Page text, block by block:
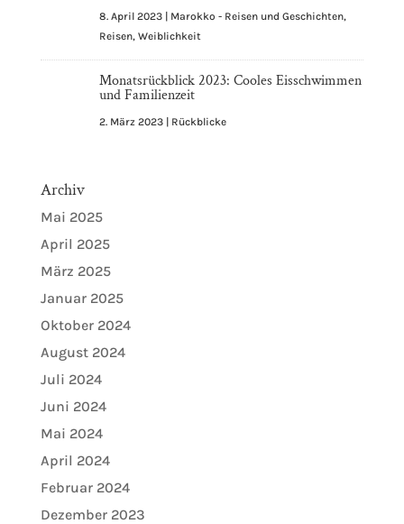
8. April 2023| Marokko - Reisen und Geschichten,
Reisen, Weiblichkeit
Monatsrückblick 2023: Cooles Eisschwimmen
und Familienzeit
2. März 2023| Rückblicke
Archiv
Mai 2025
April 2025
März 2025
Januar 2025
Oktober 2024
August 2024
Juli 2024
Juni 2024
Mai 2024
April 2024
Februar 2024
Dezember 2023